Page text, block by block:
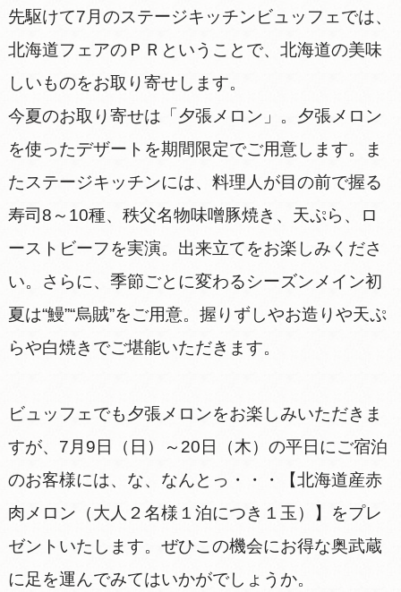
先駆けて7月のステージキッチンビュッフェでは、
北海道フェアのＰＲということで、北海道の美味
しいものをお取り寄せします。
今夏のお取り寄せは「夕張メロン」。夕張メロン
を使ったデザートを期間限定でご用意します。ま
たステージキッチンには、料理人が目の前で握る
寿司8～10種、秩父名物味噌豚焼き、天ぷら、ロ
ーストビーフを実演。出来立てをお楽しみくださ
い。さらに、季節ごとに変わるシーズンメイン初
夏は“鰻”“烏賊”をご用意。握りずしやお造りや天ぷ
らや白焼きでご堪能いただきます。
ビュッフェでも夕張メロンをお楽しみいただきま
すが、7月9日（日）～20日（木）の平日にご宿泊
のお客様には、な、なんとっ・・・【北海道産赤
肉メロン（大人２名様１泊につき１玉）】をプレ
ゼントいたします。ぜひこの機会にお得な奥武蔵
に足を運んでみてはいかがでしょうか。